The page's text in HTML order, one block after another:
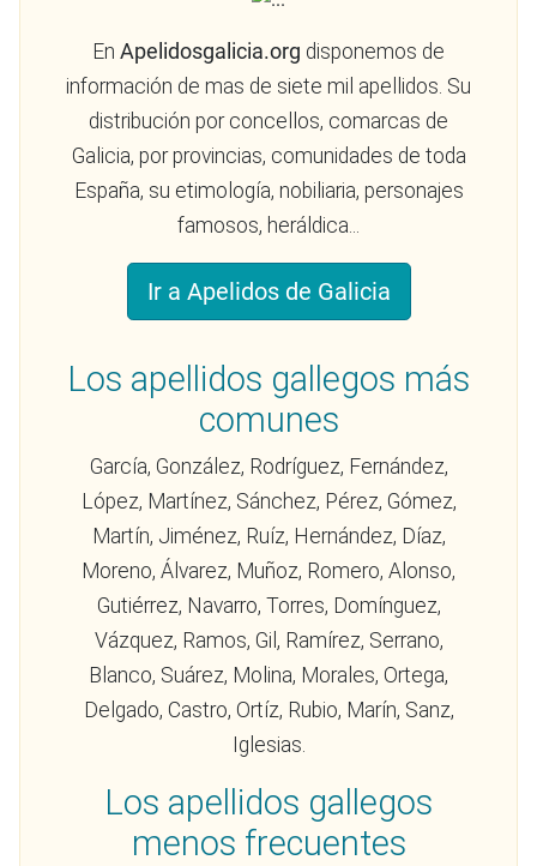
En Apelidosgalicia.org disponemos de
información de mas de siete mil apellidos. Su
distribución por concellos, comarcas de
Galicia, por provincias, comunidades de toda
España, su etimología, nobiliaria, personajes
famosos, heráldica...
Ir a Apelidos de Galicia
Los apellidos gallegos más
comunes
García, González, Rodríguez, Fernández,
López, Martínez, Sánchez, Pérez, Gómez,
Martín, Jiménez, Ruíz, Hernández, Díaz,
Moreno, Álvarez, Muñoz, Romero, Alonso,
Gutiérrez, Navarro, Torres, Domínguez,
Vázquez, Ramos, Gil, Ramírez, Serrano,
Blanco, Suárez, Molina, Morales, Ortega,
Delgado, Castro, Ortíz, Rubio, Marín, Sanz,
Iglesias.
Los apellidos gallegos
menos frecuentes